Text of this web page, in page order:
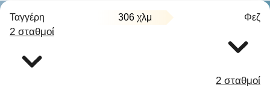
Ταγγέρη 306 χλμ Φεζ
2 σταθμοί
2 σταθμοί